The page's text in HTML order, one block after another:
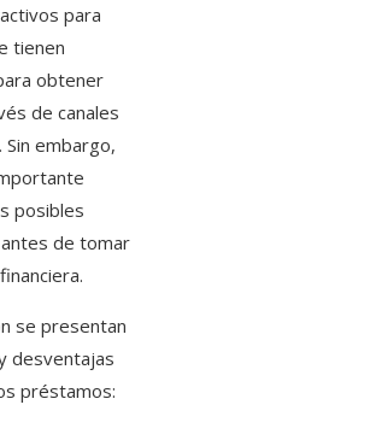
para
tienen
obtener
de canales
embargo,
posibles
de tomar
se presentan
desventajas
préstamos: